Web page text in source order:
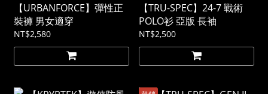
【URBANFORCE】彈性正
裝褲 男女適穿
NT$2,580
【TRU-SPEC】24-7 戰術
POLO衫 亞版 長袖
NT$2,500